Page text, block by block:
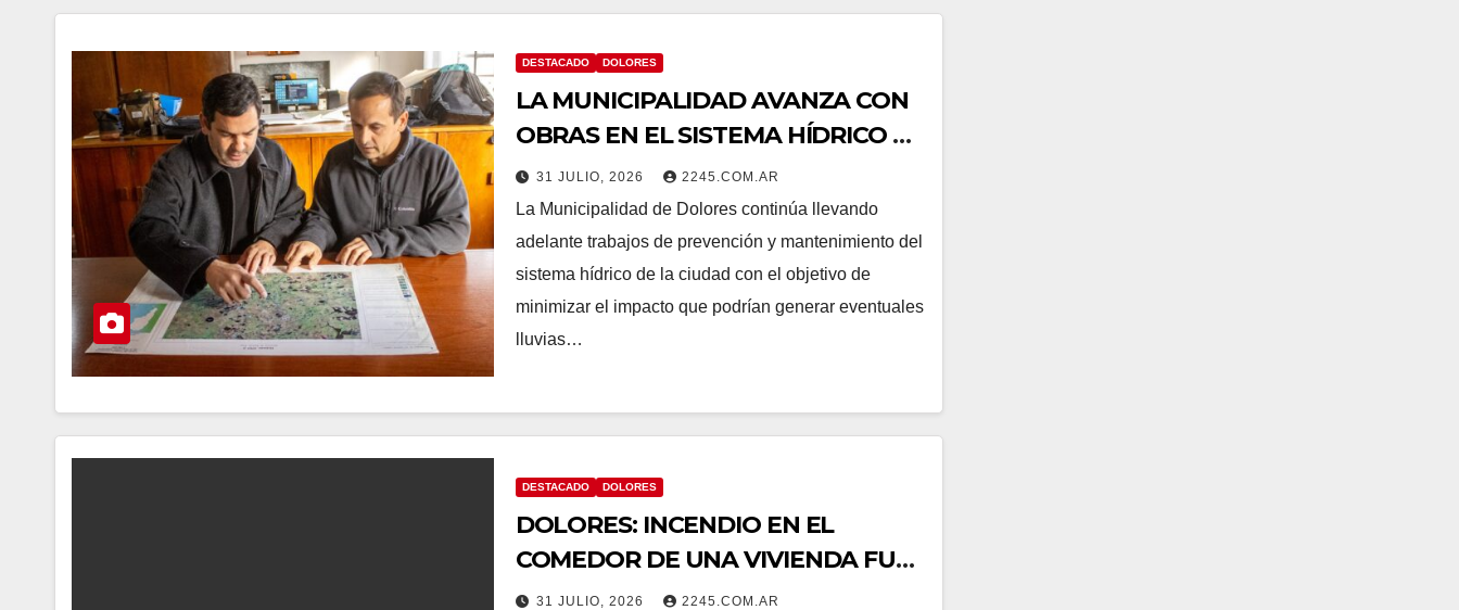
DESTACADO DOLORES
LA MUNICIPALIDAD AVANZA CON
OBRAS EN EL SISTEMA HÍDRICO DE
DOLORES
31 JULIO, 2026 2245.COM.AR
La Municipalidad de Dolores continúa llevando
adelante trabajos de prevención y mantenimiento del
sistema hídrico de la ciudad con el objetivo de
minimizar el impacto que podrían generar eventuales
lluvias…
DESTACADO DOLORES
DOLORES: INCENDIO EN EL
COMEDOR DE UNA VIVIENDA FUE
CONTROLADO POR BOMBEROS
31 JULIO, 2026 2245.COM.AR